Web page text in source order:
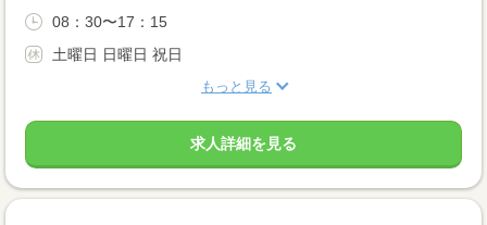
08：30〜17：15
土曜日 日曜日 祝日
もっと見る
求人詳細を見る